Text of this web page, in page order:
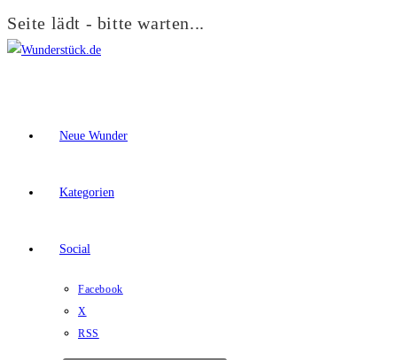
Seite lädt - bitte warten...
Zum
Neue Wunder
Kategorien
Social
Facebook
X
RSS